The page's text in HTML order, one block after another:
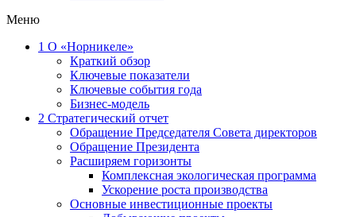
Меню
1 О «Норникеле»
Краткий обзор
Ключевые показатели
Ключевые события года
Бизнес-модель
2 Стратегический отчет
Обращение Председателя Совета директоров
Обращение Президента
Расширяем горизонты
Комплексная экологическая программа
Ускорение роста производства
Основные инвестиционные проекты